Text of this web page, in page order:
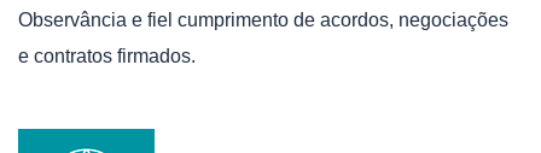
Observância e fiel cumprimento de acordos, negociações
e contratos firmados.